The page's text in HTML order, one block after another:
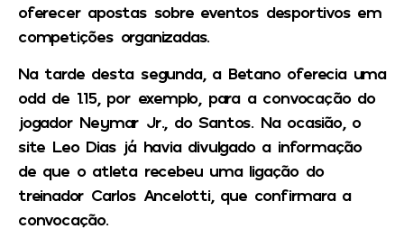
oferecer apostas sobre eventos desportivos em
competições organizadas.
Na tarde desta segunda, a Betano oferecia uma
odd de 1.15, por exemplo, para a convocação do
jogador Neymar Jr., do Santos. Na ocasião, o
site Leo Dias já havia divulgado a informação
de que o atleta recebeu uma ligação do
treinador Carlos Ancelotti, que confirmara a
convocação.